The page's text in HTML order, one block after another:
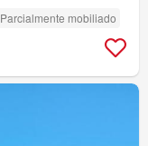
Parcialmente mobiliado